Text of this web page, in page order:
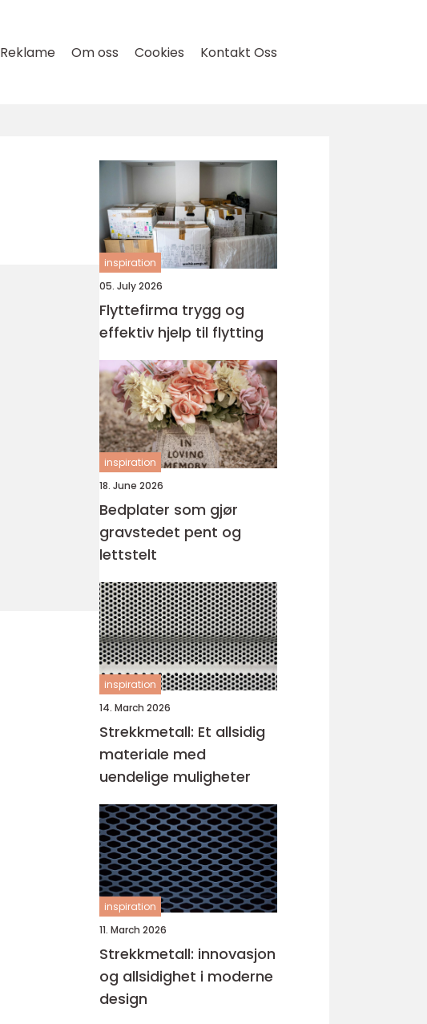
Reklame Om oss Cookies Kontakt Oss
inspiration
05. July 2026
Flyttefirma trygg og
effektiv hjelp til flytting
inspiration
18. June 2026
Bedplater som gjør
gravstedet pent og
lettstelt
inspiration
14. March 2026
Strekkmetall: Et allsidig
materiale med
uendelige muligheter
inspiration
11. March 2026
Strekkmetall: innovasjon
og allsidighet i moderne
design